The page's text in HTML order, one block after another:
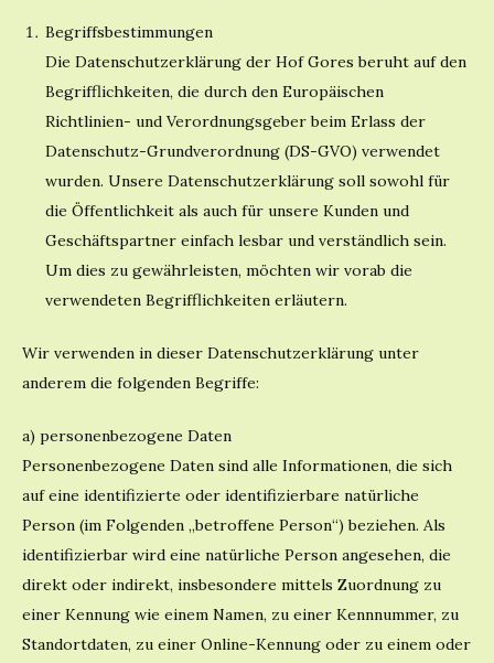
Begriffsbestimmungen
Die Datenschutzerklärung der Hof Gores beruht auf den
Begrifflichkeiten, die durch den Europäischen
Richtlinien- und Verordnungsgeber beim Erlass der
Datenschutz-Grundverordnung (DS-GVO) verwendet
wurden. Unsere Datenschutzerklärung soll sowohl für
die Öffentlichkeit als auch für unsere Kunden und
Geschäftspartner einfach lesbar und verständlich sein.
Um dies zu gewährleisten, möchten wir vorab die
verwendeten Begrifflichkeiten erläutern.
Wir verwenden in dieser Datenschutzerklärung unter
anderem die folgenden Begriffe:
a) personenbezogene Daten
Personenbezogene Daten sind alle Informationen, die sich
auf eine identifizierte oder identifizierbare natürliche
Person (im Folgenden „betroffene Person“) beziehen. Als
identifizierbar wird eine natürliche Person angesehen, die
direkt oder indirekt, insbesondere mittels Zuordnung zu
einer Kennung wie einem Namen, zu einer Kennnummer, zu
Standortdaten, zu einer Online-Kennung oder zu einem oder